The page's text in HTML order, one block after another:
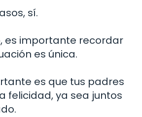
sí.
es importante recordar
es única.
es que tus padres
felicidad, ya sea juntos